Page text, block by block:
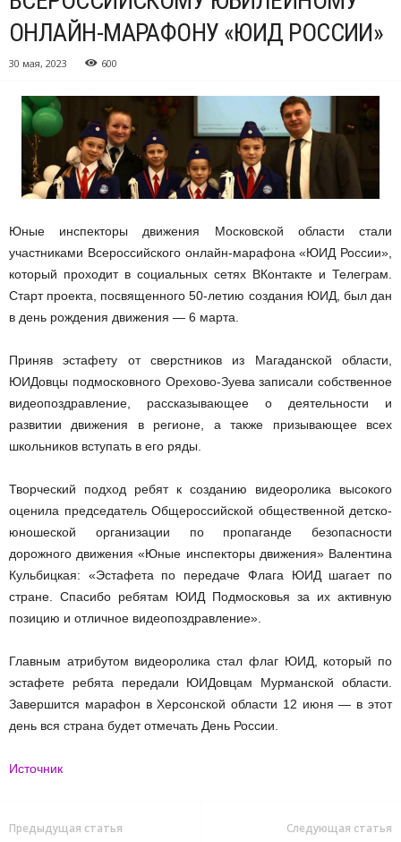
ОНЛАЙН-МАРАФОНУ «ЮИД РОССИИ»
30 мая, 2023 600
Юные инспекторы движения Московской области стали
участниками Всероссийского онлайн-марафона «ЮИД России»,
который проходит в социальных сетях ВКонтакте и Телеграм.
Старт проекта, посвященного 50-летию создания ЮИД, был дан
в день рождения движения — 6 марта.
Приняв эстафету от сверстников из Магаданской области,
ЮИДовцы подмосковного Орехово-Зуева записали собственное
видеопоздравление, рассказывающее о деятельности и
развитии движения в регионе, а также призывающее всех
школьников вступать в его ряды.
Творческий подход ребят к созданию видеоролика высокого
оценила председатель Общероссийской общественной детско-
юношеской организации по пропаганде безопасности
дорожного движения «Юные инспекторы движения» Валентина
Кульбицкая: «Эстафета по передаче Флага ЮИД шагает по
стране. Спасибо ребятам ЮИД Подмосковья за их активную
позицию и отличное видеопоздравление».
Главным атрибутом видеоролика стал флаг ЮИД, который по
эстафете ребята передали ЮИДовцам Мурманской области.
Завершится марафон в Херсонской области 12 июня — в этот
день вся страна будет отмечать День России.
Источник
Предыдущая статья Следующая статья